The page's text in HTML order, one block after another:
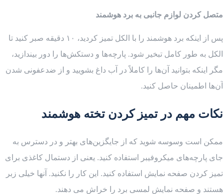
متصل کردن لوازم جانبی به برد هوشمند
پس از اینکه برد هوشمند را با الکل تمیز کردید، ۱۰ دقیقه صبر کنید تا
الکل به طور کامل تبخیر شود. پارچه‌ها و دستکش‌ها را دور بیندازید،
مگر اینکه بتوانید آن‌ها را کاملاً در آب داغ بشویید و از ضدعفونی شدن
آن‌ها اطمینان حاصل کنید.
نکات مهم در تمیز کردن تخته هوشمند
ممکن است وسوسه شوید که از جایگزین‌های بهتر و در دسترس به
جای پارچه‌های میکروفیبر استفاده کنید. یعنی از دستمال کاغذی برای
تمیز کردن صفحه نمایش استفاده کنید. این کار را نکنید. آنها خیلی زبر
هستند و صفحه نمایش لمسی برد را خراش می دهند.